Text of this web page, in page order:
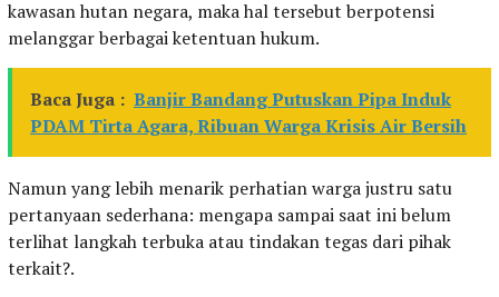
kawasan hutan negara, maka hal tersebut berpotensi
melanggar berbagai ketentuan hukum.
Baca Juga : Banjir Bandang Putuskan Pipa Induk
PDAM Tirta Agara, Ribuan Warga Krisis Air Bersih
Namun yang lebih menarik perhatian warga justru satu
pertanyaan sederhana: mengapa sampai saat ini belum
terlihat langkah terbuka atau tindakan tegas dari pihak
terkait?.